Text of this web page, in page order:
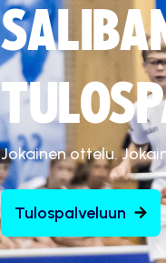
Jokainen ottelu.
Tulospalveluun